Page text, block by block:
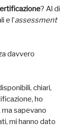
? Al di
e l’assessment
davvero
chiari,
ho
sapevano
mi hanno dato